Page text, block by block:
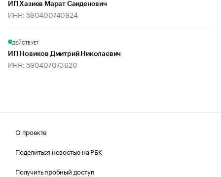
ИП Хазиев Марат Саиденович
ИНН: 590400740924
ДЕЙСТВУЕТ
ИП Новиков Дмитрий Николаевич
ИНН: 590407073620
О проекте
Поделиться новостью на РБК
Получить пробный доступ